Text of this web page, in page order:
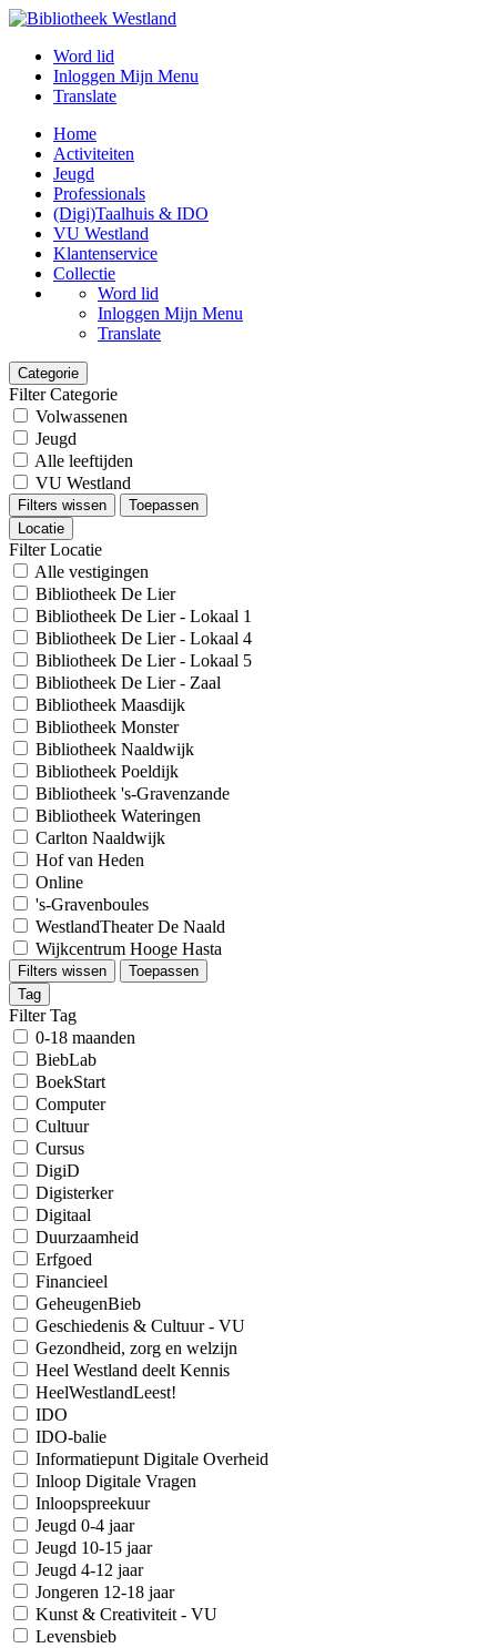
Word lid
Inloggen Mijn Menu
Translate
Home
Activiteiten
Jeugd
Professionals
(Digi)Taalhuis & IDO
VU Westland
Klantenservice
Collectie
Word lid
Inloggen Mijn Menu
Translate
Categorie
Filter Categorie
Volwassenen
Jeugd
Alle leeftijden
VU Westland
Filters wissen
Toepassen
Locatie
Filter Locatie
Alle vestigingen
Bibliotheek De Lier
Bibliotheek De Lier - Lokaal 1
Bibliotheek De Lier - Lokaal 4
Bibliotheek De Lier - Lokaal 5
Bibliotheek De Lier - Zaal
Bibliotheek Maasdijk
Bibliotheek Monster
Bibliotheek Naaldwijk
Bibliotheek Poeldijk
Bibliotheek 's-Gravenzande
Bibliotheek Wateringen
Carlton Naaldwijk
Hof van Heden
Online
's-Gravenboules
WestlandTheater De Naald
Wijkcentrum Hooge Hasta
Filters wissen
Toepassen
Tag
Filter Tag
0-18 maanden
BiebLab
BoekStart
Computer
Cultuur
Cursus
DigiD
Digisterker
Digitaal
Duurzaamheid
Erfgoed
Financieel
GeheugenBieb
Geschiedenis & Cultuur - VU
Gezondheid, zorg en welzijn
Heel Westland deelt Kennis
HeelWestlandLeest!
IDO
IDO-balie
Informatiepunt Digitale Overheid
Inloop Digitale Vragen
Inloopspreekuur
Jeugd 0-4 jaar
Jeugd 10-15 jaar
Jeugd 4-12 jaar
Jongeren 12-18 jaar
Kunst & Creativiteit - VU
Levensbieb